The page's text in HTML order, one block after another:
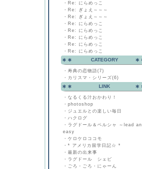
・ Re: にらめっこ
・ Re: ぎょえ～～～
・ Re: ぎょえ～～～
・ Re: にらめっこ
・ Re: にらめっこ
・ Re: にらめっこ
・ Re: にらめっこ
・ Re: にらめっこ
CATEGORY
・ 寿典の恋物語(7)
・ カリスマ・シリーズ(6)
LINK
・ なるくる汁おかわり！
・ photoshop
・ ジュエルとの楽しい毎日
・ ハクログ
・ ラグドール＆ペルシャ ～lead an
easy
・ ケロケロココモ
・ * アメリカ留学日記☆ *
・ 最新の出来事
・ ラグドール シェビ
・ ごろ・ごろ・にゃーん